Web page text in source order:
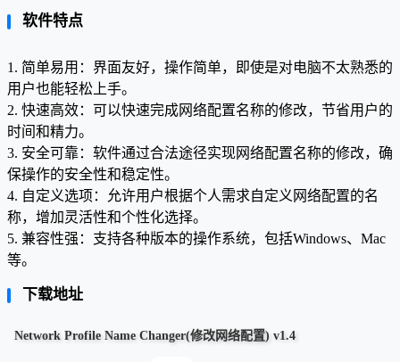
软件特点
1. 简单易用：界面友好，操作简单，即使是对电脑不太熟悉的
用户也能轻松上手。
2. 快速高效：可以快速完成网络配置名称的修改，节省用户的
时间和精力。
3. 安全可靠：软件通过合法途径实现网络配置名称的修改，确
保操作的安全性和稳定性。
4. 自定义选项：允许用户根据个人需求自定义网络配置的名
称，增加灵活性和个性化选择。
5. 兼容性强：支持各种版本的操作系统，包括Windows、Mac
等。
下载地址
Network Profile Name Changer(修改网络配置) v1.4